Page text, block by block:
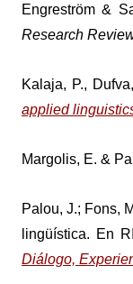
Engreström &
Research
Kalaja, P.,
applied
Margolis, E. &
Palou, J.; Fons,
lingüística. En
Diálogo,